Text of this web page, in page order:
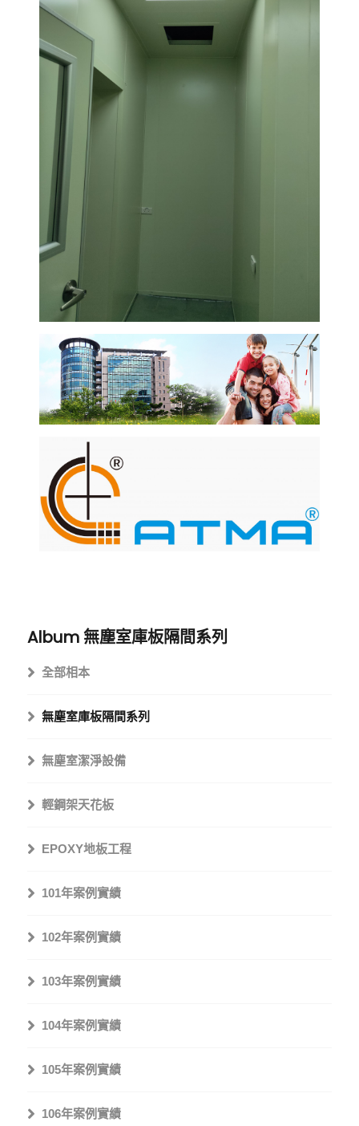
Album 無塵室庫板隔間系列
全部相本
無塵室庫板隔間系列
無塵室潔淨設備
輕鋼架天花板
EPOXY地板工程
101年案例實績
102年案例實績
103年案例實績
104年案例實績
105年案例實績
106年案例實績